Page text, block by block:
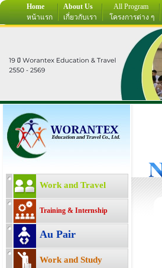
Home
หน้าแรก
About Us
เกี่ยวกับเรา
All Program
โครงการต่าง ๆ
Work and Travel
Training & Internship
Au Pair
Work and Study